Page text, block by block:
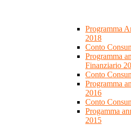
Programma
2018
Conto
Programma
Finanziario
Conto
Programma
2016
Conto
Progamma
2015